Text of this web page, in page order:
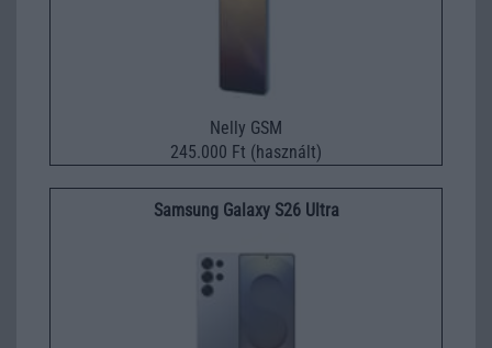
Nelly GSM
245.000 Ft (használt)
Samsung Galaxy S26 Ultra